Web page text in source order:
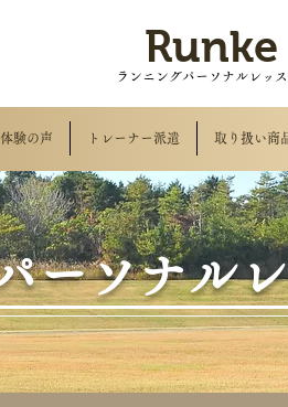
Runke
ランニングパーソナルレッ
体験の声 トレーナー派遣 取り扱い商
ーソナル